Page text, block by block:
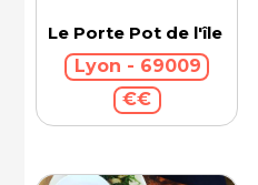
Le Porte Pot de l'île
Lyon - 69009
€€